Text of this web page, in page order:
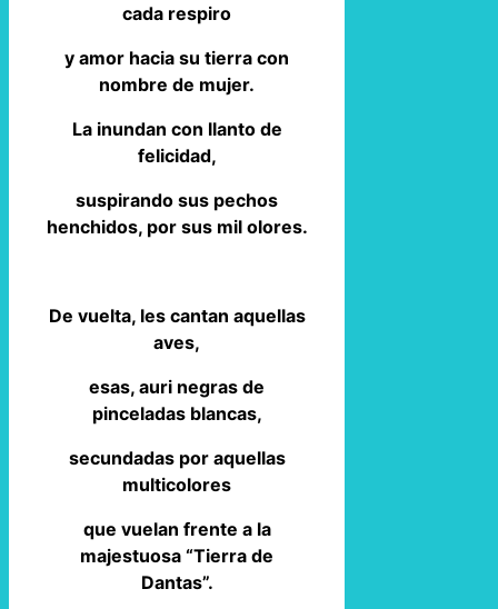
cada respiro
y amor hacia su tierra con
nombre de mujer.
La inundan con llanto de
felicidad,
suspirando sus pechos
henchidos, por sus mil olores.
De vuelta, les cantan aquellas
aves,
esas, auri negras de
pinceladas blancas,
secundadas por aquellas
multicolores
que vuelan frente a la
majestuosa “Tierra de
Dantas”.